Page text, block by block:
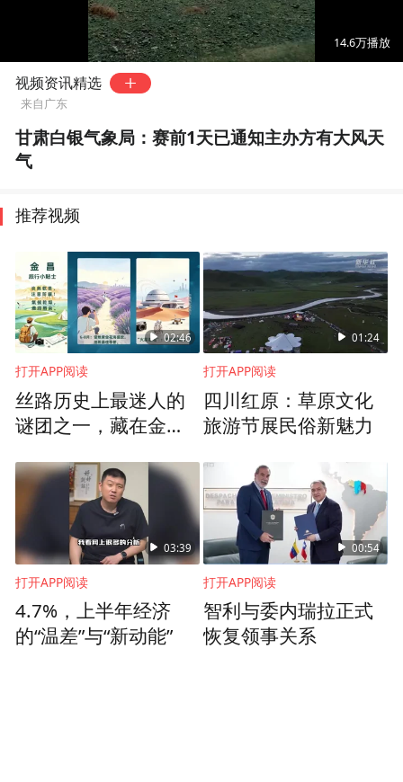
00:47
14.6万播放
视频资讯精选
来自广东
甘肃白银气象局：赛前1天已通知主办方有大风天
气
推荐视频
02:46
打开APP阅读
丝路历史上最迷人的
谜团之一，藏在金
01:24
打开APP阅读
四川红原：草原文化
旅游节展民俗新魅力
03:39
打开APP阅读
4.7%，上半年经济
的“温差”与“新动能”
00:54
打开APP阅读
智利与委内瑞拉正式
恢复领事关系